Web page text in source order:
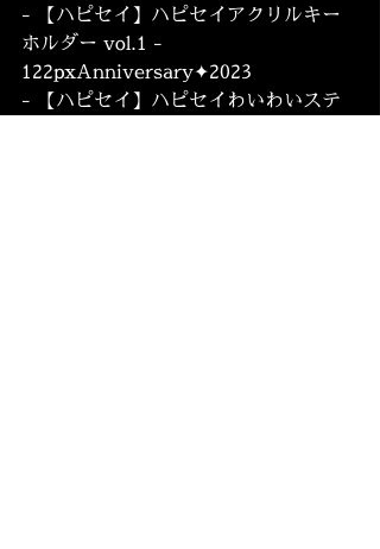
- 【ハピセイ】ハピセイアクリルキー
ホルダー vol.1 -
122pxAnniversary✦2023
- 【ハピセイ】ハピセイわいわいステ